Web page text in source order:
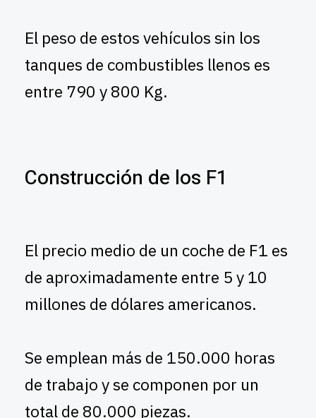
El peso de estos vehículos sin los
tanques de combustibles llenos es
entre 790 y 800 Kg.
Construcción de los F1
El precio medio de un coche de F1 es
de aproximadamente entre 5 y 10
millones de dólares americanos.
Se emplean más de 150.000 horas
de trabajo y se componen por un
total de 80.000 piezas.